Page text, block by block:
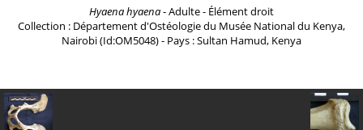
Hyaena hyaena- Adulte - Élément droit
Collection : Département d'Ostéologie du Musée National du Kenya,
Nairobi (Id:OM5048) - Pays : Sultan Hamud, Kenya